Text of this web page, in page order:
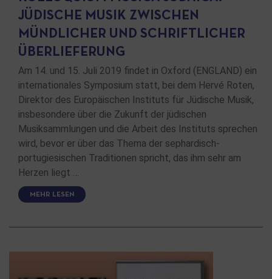
JÜDISCHE MUSIK ZWISCHEN
MÜNDLICHER UND SCHRIFTLICHER
ÜBERLIEFERUNG
Am 14. und 15. Juli 2019 findet in Oxford (ENGLAND) ein
internationales Symposium statt, bei dem Hervé Roten,
Direktor des Europäischen Instituts für Jüdische Musik,
insbesondere über die Zukunft der jüdischen
Musiksammlungen und die Arbeit des Instituts sprechen
wird, bevor er über das Thema der sephardisch-
portugiesischen Traditionen spricht, das ihm sehr am
Herzen liegt …
MEHR LESEN